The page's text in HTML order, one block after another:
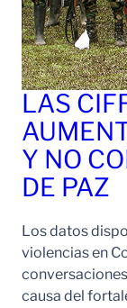
LAS
Y NO
DE PAZ
Los datos
violencias en
causa del